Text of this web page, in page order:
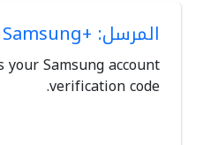
المرسل: +Samsung
your Samsung account
verification code.